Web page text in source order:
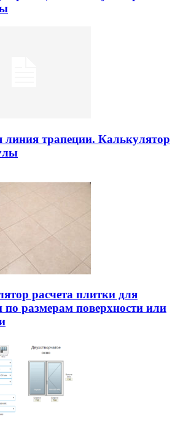
линия трапеции. Калькулятор
расчета плитки для
по размерам поверхности или